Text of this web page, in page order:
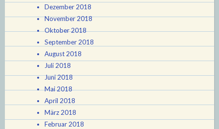
Dezember 2018
November 2018
Oktober 2018
September 2018
August 2018
Juli 2018
Juni 2018
Mai 2018
April 2018
März 2018
Februar 2018